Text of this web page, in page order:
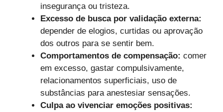
insegurança ou tristeza.
Excesso de busca por validação externa:
depender de elogios, curtidas ou aprovação
dos outros para se sentir bem.
Comportamentos de compensação: comer
em excesso, gastar compulsivamente,
relacionamentos superficiais, uso de
substâncias para anestesiar sensações.
Culpa ao vivenciar emoções positivas: